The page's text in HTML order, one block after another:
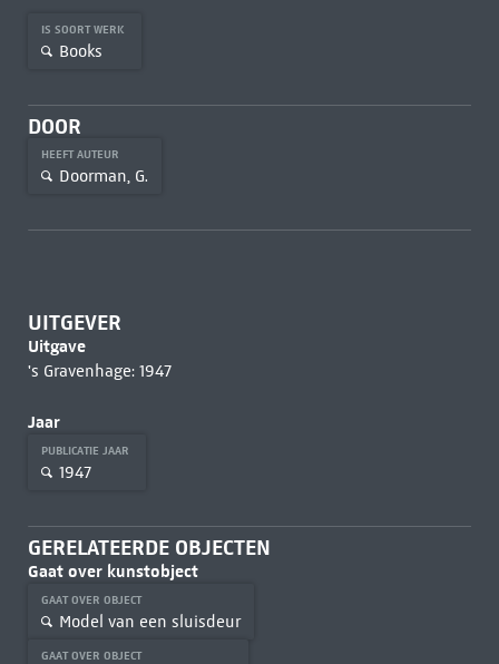
IS SOORT WERK
Books
DOOR
HEEFT AUTEUR
Doorman, G.
UITGEVER
Uitgave
's Gravenhage: 1947
Jaar
PUBLICATIE JAAR
1947
GERELATEERDE OBJECTEN
Gaat over kunstobject
GAAT OVER OBJECT
Model van een sluisdeur
GAAT OVER OBJECT